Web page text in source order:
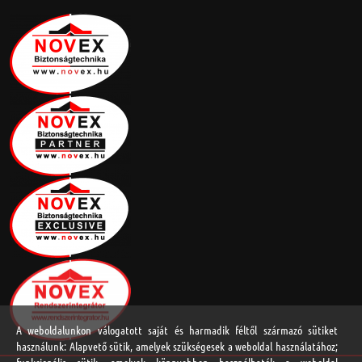
A weboldalunkon válogatott saját és harmadik féltől származó sütiket
használunk: Alapvető sütik, amelyek szükségesek a weboldal használatához;